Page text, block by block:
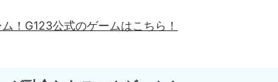
！ G123公式のゲームはこちら！